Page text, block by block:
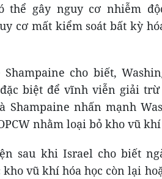
gây nguy cơ nhiễm
cơ mất kiểm soát bất kỳ
cho biết,
biệt để vĩnh viễn giải
Shampaine nhấn mạnh
nhằm loại bỏ kho vũ
sau khi Israel cho biết
vũ khí hóa học còn lại